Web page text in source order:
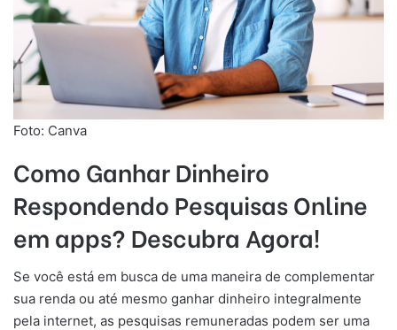
Foto: Canva
Como Ganhar Dinheiro
Respondendo Pesquisas Online
em apps? Descubra Agora!
Se você está em busca de uma maneira de complementar
sua renda ou até mesmo ganhar dinheiro integralmente
pela internet, as pesquisas remuneradas podem ser uma